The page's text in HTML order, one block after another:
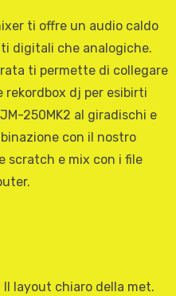
ti offre un audio caldo
digitali che analogiche.
ti permette di collegare
rekordbox dj per esibirti
250MK2 al giradischi e
con il nostro
scratch e mix con i file
layout chiaro della met.